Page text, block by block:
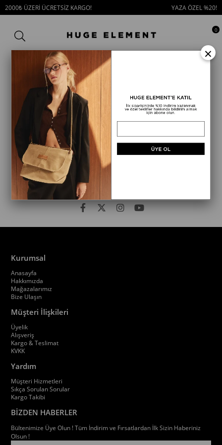
2000₺ ÜZERİ ÜCRETSİZ KARGO! YAZA ÖZEL %20!
0
Kurumsal
Anasayfa
Hakkımızda
Mağazalarımız
Bize Ulaşın
Müşteri İlişkileri
Üyelik
Alışveriş
Kargo & Teslimat
KVKK
Yardım
Müşteri Hizmetleri
Sıkça Sorulan Sorular
Kargo Takibi
BİZDEN HABERLER
Bültenimize Üye Olun ! Tüm İndirim ve Fırsatlardan İlk Sizin Haberiniz
Olsun !
×